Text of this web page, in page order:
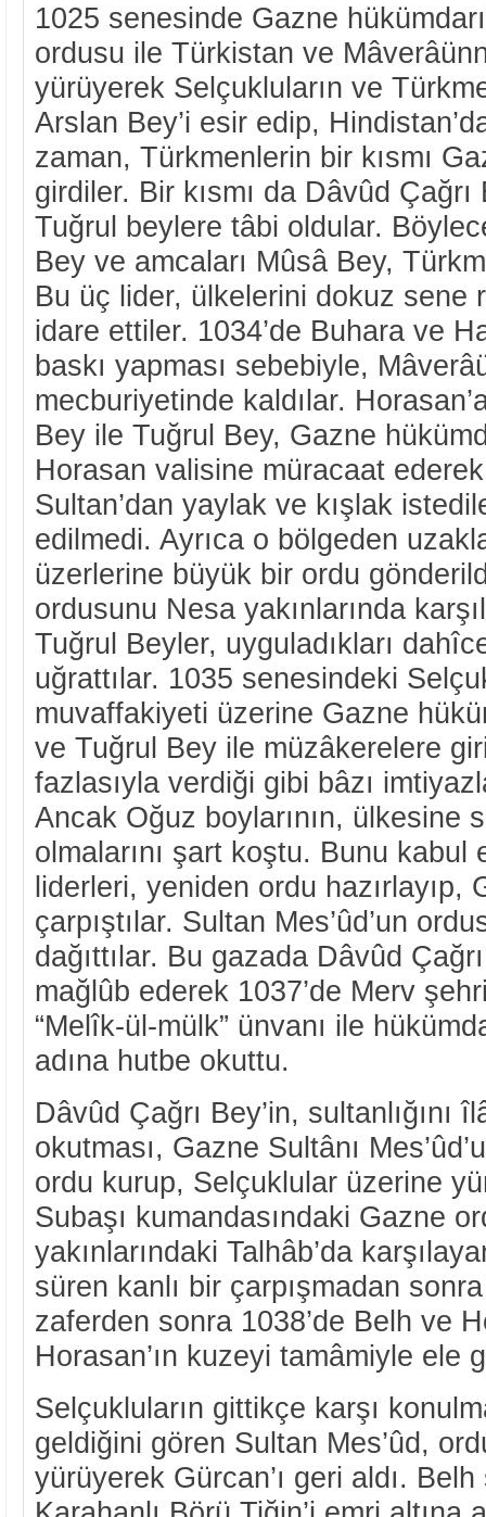
1025 senesinde Gazne
ordusu ile Türkistan ve
yürüyerek Selçukluların ve
Arslan Bey’i esir edip,
zaman, Türkmenlerin bir kısmı
girdiler. Bir kısmı da Dâvûd
Tuğrul beylere tâbi oldular.
Bey ve amcaları Mûsâ Bey,
Bu üç lider, ülkelerini dokuz sene
idare ettiler. 1034’de Buhara ve
baskı yapması sebebiyle,
mecburiyetinde kaldılar.
Bey ile Tuğrul Bey, Gazne
Horasan valisine müracaat
Sultan’dan yaylak ve kışlak
edilmedi. Ayrıca o bölgeden
üzerlerine büyük bir ordu
ordusunu Nesa yakınlarında
Tuğrul Beyler, uyguladıkları
uğrattılar. 1035 senesindeki
muvaffakiyeti üzerine Gazne
ve Tuğrul Bey ile müzâkerelere
fazlasıyla verdiği gibi bâzı
Ancak Oğuz boylarının, ülkesine
olmalarını şart koştu. Bunu kabul
liderleri, yeniden ordu hazırlayıp,
çarpıştılar. Sultan Mes’ûd’un
dağıttılar. Bu gazada Dâvûd
mağlûb ederek 1037’de Merv
“Melîk-ül-mülk” ünvanı ile
adına hutbe okuttu.
Dâvûd Çağrı Bey’in, sultanlığını
okutması, Gazne Sultânı
ordu kurup, Selçuklular üzerine
Subaşı kumandasındaki Gazne
yakınlarındaki Talhâb’da
süren kanlı bir çarpışmadan
zaferden sonra 1038’de Belh ve
Horasan’ın kuzeyi tamâmiyle ele
Selçukluların gittikçe karşı
geldiğini gören Sultan Mes’ûd,
yürüyerek Gürcan’ı geri aldı.